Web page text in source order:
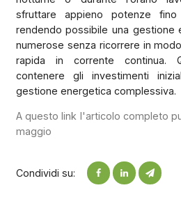
sfruttare appieno potenze
rendendo possibile una gestione
numerose senza ricorrere in
rapida in corrente continua.
contenere gli investimenti
gestione energetica complessiva.
A questo link l'articolo completo
maggio
Condividi su: